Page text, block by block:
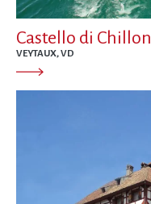
Castello di Chillon
VEYTAUX, VD